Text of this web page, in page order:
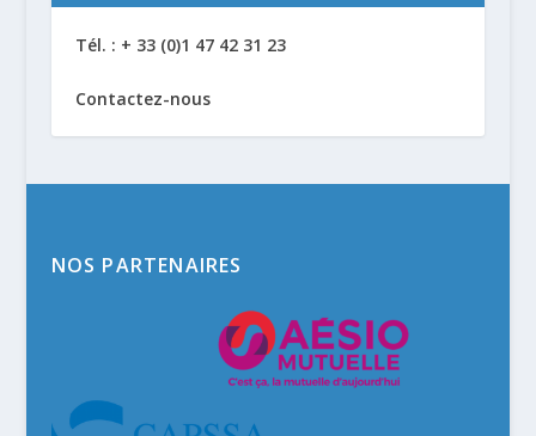
Tél. : + 33 (0)1 47 42 31 23
Contactez-nous
NOS PARTENAIRES